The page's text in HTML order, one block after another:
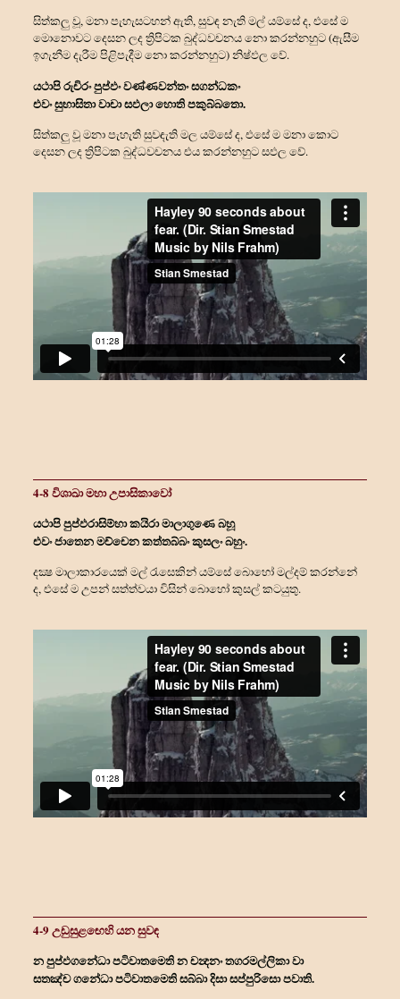
සිත්කලු වූ, මනා පැහැසටහන් ඇති, සුවඳ නැති මල් යම්සේ ද, එසේ ම
මොනොවට දෙසන ලද ත්‍රිපිටක බුද්ධවචනය නො කරන්නහුට (ඇසීම
ඉගැනීම දැරීම පිළිපැදීම නො කරන්නහුට) නිෂ්ඵල වේ.
යථාපි රුචිරං පුප්ඵං වණ්ණවන්තං සගන්‍ධකං
එවං සුභාසිතා වාචා සඵලා හොති පකුබ්බතො.
සිත්කලු වූ මනා පැහැති සුවඳැති මල යම්සේ ද, එසේ ම මනා කොට
දෙසන ලද ත්‍රිපිටක බුද්ධවචනය එය කරන්නහුට සඵල වේ.
4-8 විශාඛා මහා උපාසිකාවෝ
යථාපි පුප්ඵරාසිම්හා කයිරා මාලාගුණෙ බහූ
එවං ජාතෙන මච්චෙන කත්තබ්බං කුසලං බහුං.
දක්‍ෂ මාලාකාරයෙක් මල් රැසෙකින් යම්සේ බොහෝ මල්දම් කරන්නේ
ද, එසේ ම උපන් සත්ත්‍වයා විසින් බොහෝ කුසල් කටයුතු.
4-9 උඩුසුළඟෙහි යන සුවඳ
න පුප්ඵගන්‍ධො පටිවාතමෙති න චන්‍දනං තගරමල්ලිකා වා
සතඤ්ච ගන්‍ධො පටිවාතමෙති සබ්බා දිසා සප්පුරිසො පවාති.